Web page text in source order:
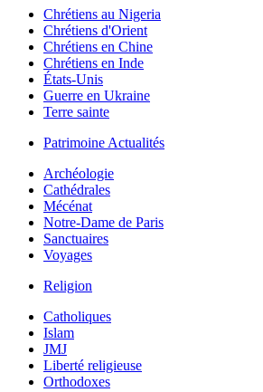
Chrétiens au Nigeria
Chrétiens d'Orient
Chrétiens en Chine
Chrétiens en Inde
États-Unis
Guerre en Ukraine
Terre sainte
Patrimoine Actualités
Archéologie
Cathédrales
Mécénat
Notre-Dame de Paris
Sanctuaires
Voyages
Religion
Catholiques
Islam
JMJ
Liberté religieuse
Orthodoxes